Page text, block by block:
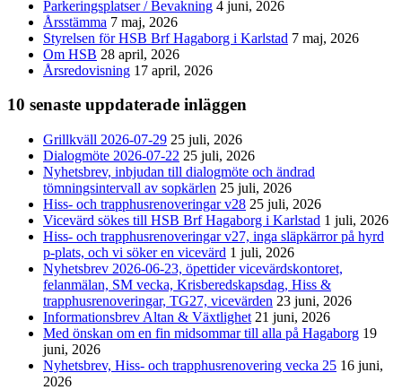
Parkeringsplatser / Bevakning 4 juni, 2026
Årsstämma 7 maj, 2026
Styrelsen för HSB Brf Hagaborg i Karlstad 7 maj, 2026
Om HSB 28 april, 2026
Årsredovisning 17 april, 2026
10 senaste uppdaterade inläggen
Grillkväll 2026-07-29 25 juli, 2026
Dialogmöte 2026-07-22 25 juli, 2026
Nyhetsbrev, inbjudan till dialogmöte och ändrad
tömningsintervall av sopkärlen 25 juli, 2026
Hiss- och trapphusrenoveringar v28 25 juli, 2026
Vicevärd sökes till HSB Brf Hagaborg i Karlstad 1 juli, 2026
Hiss- och trapphusrenoveringar v27, inga släpkärror på hyrd
p-plats, och vi söker en vicevärd 1 juli, 2026
Nyhetsbrev 2026-06-23, öpettider vicevärdskontoret,
felanmälan, SM vecka, Krisberedskapsdag, Hiss &
trapphusrenoveringar, TG27, vicevärden 23 juni, 2026
Informationsbrev Altan & Växtlighet 21 juni, 2026
Med önskan om en fin midsommar till alla på Hagaborg 19
juni, 2026
Nyhetsbrev, Hiss- och trapphusrenovering vecka 25 16 juni,
2026